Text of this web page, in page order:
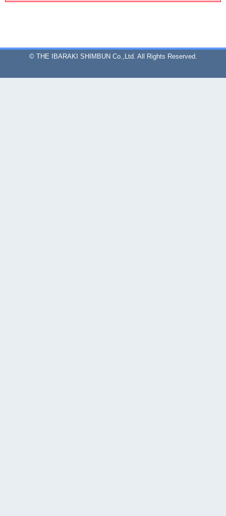
© THE IBARAKI SHIMBUN Co.,Ltd. All Rights Reserved.